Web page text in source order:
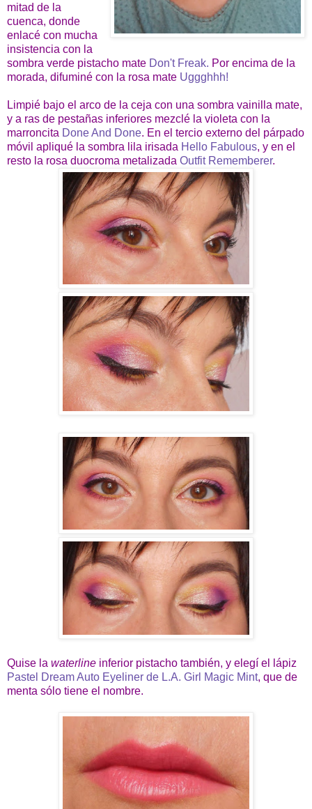
mitad de la
cuenca, donde
enlacé con mucha
insistencia con la
sombra verde pistacho mate Don't Freak. Por encima de la
morada, difuminé con la rosa mate Uggghhh!
Limpié bajo el arco de la ceja con una sombra vainilla mate,
y a ras de pestañas inferiores mezclé la violeta con la
marroncita Done And Done. En el tercio externo del párpado
móvil apliqué la sombra lila irisada Hello Fabulous, y en el
resto la rosa duocroma metalizada Outfit Rememberer.
Quise la waterline inferior pistacho también, y elegí el lápiz
Pastel Dream Auto Eyeliner de L.A. Girl Magic Mint, que de
menta sólo tiene el nombre.